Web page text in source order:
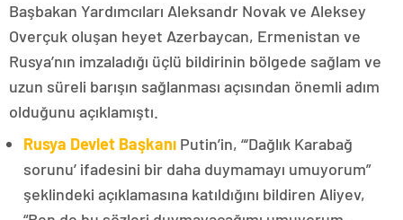
Başbakan Yardımcıları Aleksandr Novak ve Aleksey
Overçuk oluşan heyet Azerbaycan, Ermenistan ve
Rusya’nın imzaladığı üçlü bildirinin bölgede sağlam ve
uzun süreli barışın sağlanması açısından önemli adım
olduğunu açıklamıştı.
Rusya Devlet Başkanı Putin’in, “‘Dağlık Karabağ
sorunu’ ifadesini bir daha duymamayı umuyorum”
şeklindeki açıklamasına katıldığını bildiren Aliyev,